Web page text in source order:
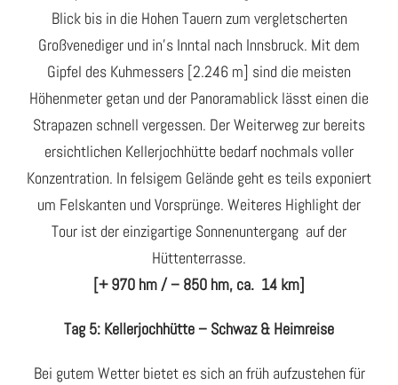
Blick bis in die Hohen Tauern zum vergletscherten
Großvenediger und in’s Inntal nach Innsbruck. Mit dem
Gipfel des Kuhmessers [2.246 m] sind die meisten
Höhenmeter getan und der Panoramablick lässt einen die
Strapazen schnell vergessen. Der Weiterweg zur bereits
ersichtlichen Kellerjochhütte bedarf nochmals voller
Konzentration. In felsigem Gelände geht es teils exponiert
um Felskanten und Vorsprünge. Weiteres Highlight der
Tour ist der einzigartige Sonnenuntergang auf der
Hüttenterrasse.
[+ 970 hm / – 850 hm, ca. 14 km]
Tag 5: Kellerjochhütte – Schwaz & Heimreise
Bei gutem Wetter bietet es sich an früh aufzustehen für